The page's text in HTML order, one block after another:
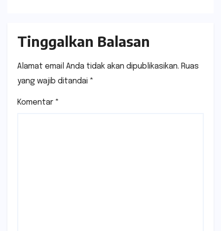
Tinggalkan Balasan
Alamat email Anda tidak akan dipublikasikan. Ruas
yang wajib ditandai *
Komentar *